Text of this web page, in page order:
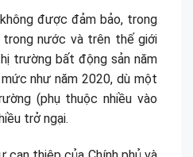
được đảm bảo, trong
nước và trên thế giới
trường bất động sản năm
như năm 2020, dù một
(phụ thuộc nhiều vào
trở ngại.